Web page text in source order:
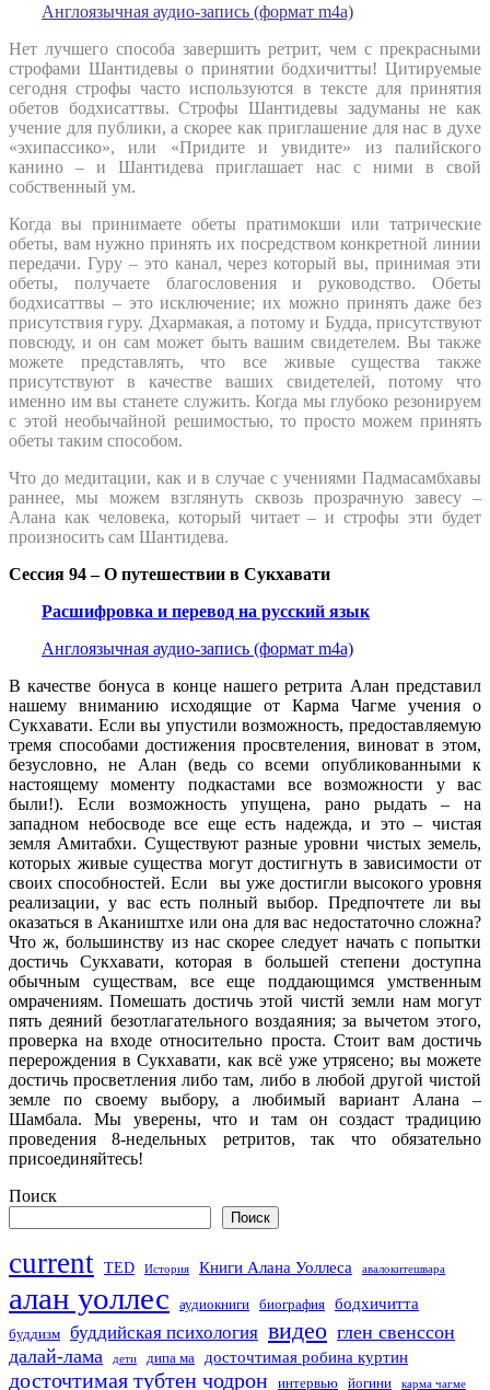
Англоязычная аудио-запись (формат m4a)
Нет лучшего способа завершить ретрит, чем с прекрасными
строфами Шантидевы о принятии бодхичитты! Цитируемые
сегодня строфы часто используются в тексте для принятия
обетов бодхисаттвы. Строфы Шантидевы задуманы не как
учение для публики, а скорее как приглашение для нас в духе
«эхипассико», или «Придите и увидите» из палийского
канино – и Шантидева приглашает нас с ними в свой
собственный ум.
Когда вы принимаете обеты пратимокши или татрические
обеты, вам нужно принять их посредством конкретной линии
передачи. Гуру – это канал, через который вы, принимая эти
обеты, получаете благословения и руководство. Обеты
бодхисаттвы – это исключение; их можно принять даже без
присутствия гуру. Дхармакая, а потому и Будда, присутствуют
повсюду, и он сам может быть вашим свидетелем. Вы также
можете представлять, что все живые существа также
присутствуют в качестве ваших свидетелей, потому что
именно им вы станете служить. Когда мы глубоко резонируем
с этой необычайной решимостью, то просто можем принять
обеты таким способом.
Что до медитации, как и в случае с учениями Падмасамбхавы
раннее, мы можем взглянуть сквозь прозрачную завесу –
Алана как человека, который читает – и строфы эти будет
произносить сам Шантидева.
Сессия 94 – О путешествии в Сукхавати
Расшифровка и перевод на русский язык
Англоязычная аудио-запись (формат m4a)
В качестве бонуса в конце нашего ретрита Алан представил
нашему вниманию исходящие от Карма Чагме учения о
Сукхавати. Если вы упустили возможность, предоставляемую
тремя способами достижения просвтеления, виноват в этом,
безусловно, не Алан (ведь со всеми опубликованными к
настоящему моменту подкастами все возможности у вас
были!). Если возможность упущена, рано рыдать – на
западном небосводе все еще есть надежда, и это – чистая
земля Амитабхи. Существуют разные уровни чистых земель,
которых живые существа могут достигнуть в зависимости от
своих способностей. Если вы уже достигли высокого уровня
реализации, у вас есть полный выбор. Предпочтете ли вы
оказаться в Акаништхе или она для вас недостаточно сложна?
Что ж, большинству из нас скорее следует начать с попытки
достичь Сукхавати, которая в большей степени доступна
обычным существам, все еще поддающимся умственным
омрачениям. Помешать достичь этой чистй земли нам могут
пять деяний безотлагательного воздаяния; за вычетом этого,
проверка на входе относительно проста. Стоит вам достичь
перерождения в Сукхавати, как всё уже утрясено; вы можете
достичь просветления либо там, либо в любой другой чистой
земле по своему выбору, а любимый вариант Алана –
Шамбала. Мы уверены, что и там он создаст традицию
проведения 8-недельных ретритов, так что обязательно
присоединяйтесь!
Поиск
Поиск
current TED История Книги Алана Уоллеса авалокитешвара
алан уоллес аудиокниги биография бодхичитта
буддизм буддийская психология видео глен свенссон
далай-лама
дети дипа ма досточтимая робина куртин
досточтимая тубтен чодрон интервью йогини карма чагме